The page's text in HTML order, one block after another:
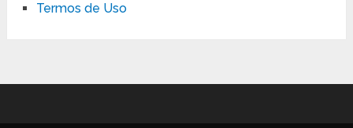
Termos de Uso